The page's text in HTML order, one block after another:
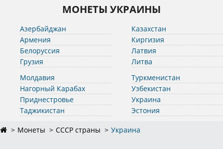
МОНЕТЫ УКРАИНЫ
Азербайджан
Армения
Белоруссия
Грузия
Казахстан
Киргизия
Латвия
Литва
Молдавия
Нагорный Карабах
Приднестровье
Таджикистан
Туркменистан
Узбекистан
Украина
Эстония
Монеты СССР страны Украина